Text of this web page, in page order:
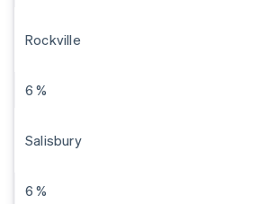
Rockville
6 %
Salisbury
6 %